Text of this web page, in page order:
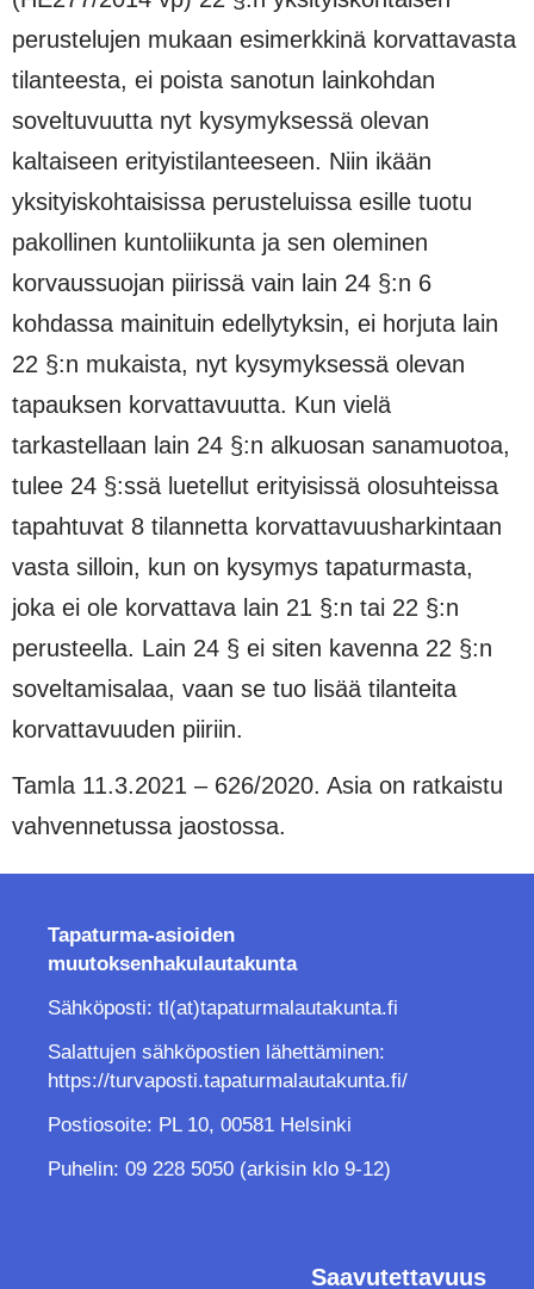
perustelujen mukaan esimerkkinä korvattavasta
tilanteesta, ei poista sanotun lainkohdan
soveltuvuutta nyt kysy­myksessä olevan
kaltaiseen erityistilanteeseen. Niin ikään
yksityiskohtaisissa perusteluissa esille tuotu
pakollinen kuntoliikunta ja sen oleminen
korvaussuojan piirissä vain lain 24 §:n 6
kohdassa mainituin edellytyksin, ei horjuta lain
22 §:n mukaista, nyt kysymyksessä olevan
tapauksen korvattavuutta. Kun vielä
tarkastellaan lain 24 §:n alkuosan sanamuotoa,
tulee 24 §:ssä luetellut erityisissä olosuhteissa
ta­pahtuvat 8 tilannetta korvattavuusharkintaan
vasta silloin, kun on kysymys tapaturmasta,
joka ei ole korvattava lain 21 §:n tai 22 §:n
perusteella. Lain 24 § ei siten kavenna 22 §:n
soveltamisalaa, vaan se tuo lisää tilanteita
korvattavuuden piiriin.
Tamla 11.3.2021 – 626/2020. Asia on ratkaistu
vahvennetussa jaostossa.
Tapaturma-asioiden
muutoksenhakulautakunta
Sähköposti: tl(at)tapaturmalautakunta.fi
Salattujen sähköpostien lähettäminen:
https://turvaposti.tapaturmalautakunta.fi/
Postiosoite: PL 10, 00581 Helsinki
Puhelin: 09 228 5050 (arkisin klo 9-12)
Saavutettavuus